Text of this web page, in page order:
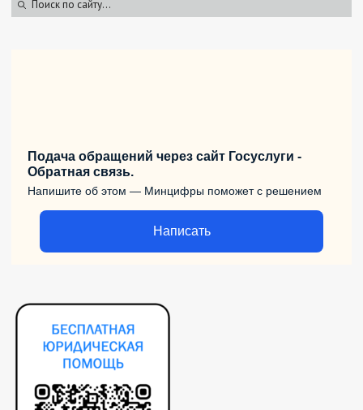
Подача обращений через сайт Госуслуги -
Обратная связь.
Напишите об этом — Минцифры поможет с решением
Написать